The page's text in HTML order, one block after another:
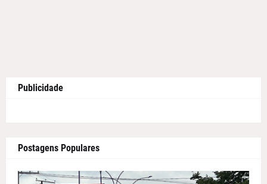
Publicidade
Postagens Populares